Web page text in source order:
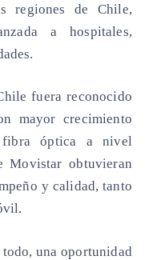
regiones de Chile,
a hospitales,
fuera reconocido
mayor crecimiento
fibra óptica a nivel
Movistar obtuvieran
y calidad, tanto
todo, una oportunidad